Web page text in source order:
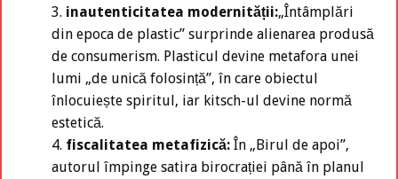
inautenticitatea modernității:„Întâmplări
din epoca de plastic” surprinde alienarea produsă
de consumerism. Plasticul devine metafora unei
lumi „de unică folosință”, în care obiectul
înlocuiește spiritul, iar kitsch-ul devine normă
estetică.
fiscalitatea metafizică: În „Birul de apoi”,
autorul împinge satira birocrației până în planul